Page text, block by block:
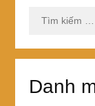
kiếm
Danh